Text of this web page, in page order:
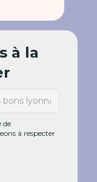
à la
de
à respecter